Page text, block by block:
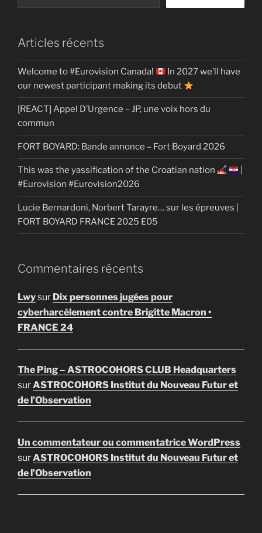
Articles récents
Welcome to #Eurovision Canada!
In 2027 we’ll have
our newest participant making its debut
[REACT] Appel D’Urgence – JP, une voix hors du
commun
FORT BOYARD: Bande annonce – Fort Boyard 2026
This was the yassification of the Croatian nation
#Eurovision #Eurovision2026
Lucie Bernardoni, Norbert Tarayre… sur les épreuves |
FORT BOYARD FRANCE 2025 E05
Commentaires récents
Lwysur Dix personnes jugées pour
cyberharcèlement contre Brigitte Macron •
FRANCE 24
The Ping – ASTROCOHORS CLUB Headquarters
surASTROCOHORS Institut du Nouveau Futur et
de l’Observation
Un commentateur ou commentatrice WordPress
surASTROCOHORS Institut du Nouveau Futur et
de l’Observation